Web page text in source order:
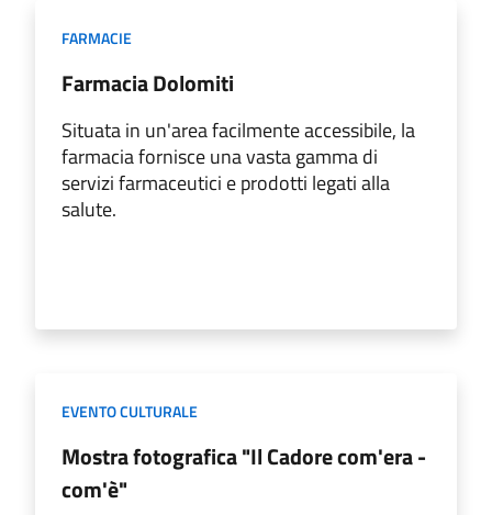
FARMACIE
Farmacia Dolomiti
Situata in un'area facilmente accessibile, la
farmacia fornisce una vasta gamma di
servizi farmaceutici e prodotti legati alla
salute.
EVENTO CULTURALE
Mostra fotografica "Il Cadore com'era -
com'è"